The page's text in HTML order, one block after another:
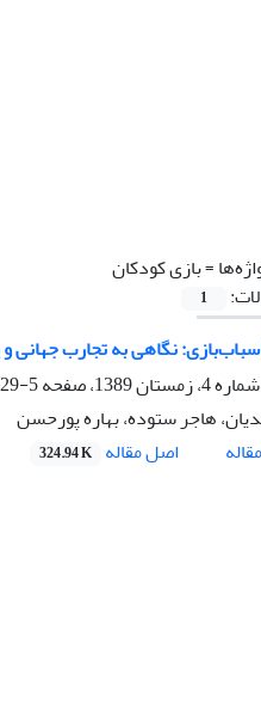
=بازی کودکان
1
نگاهی به تجارب جهانی
5-29
هاجر ستوده، بهاره پورحسن
اصل مقاله 324.94 K